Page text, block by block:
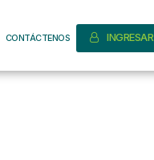
CONTÁCTENOS INGRESAR